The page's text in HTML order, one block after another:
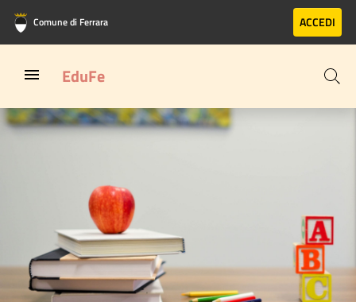
Vai al contenuto principale
Vai al footer
Comune di Ferrara ACCEDI
EduFe